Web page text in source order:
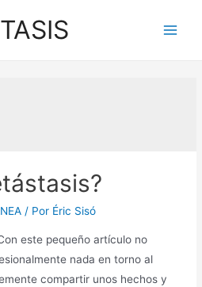
/ Por Éric Sisó
este pequeño artículo no
nada en torno al
compartir unos hechos y